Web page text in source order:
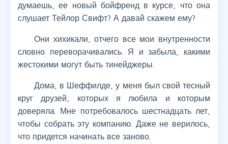
думаешь, ее новый бойфренд в курсе, что она
слушает Тейлор Свифт? А давай скажем ему?
Они хихикали, отчего все мои внутренности
словно переворачивались. Я и забыла, какими
жестокими могут быть тинейджеры.
Дома, в Шеффилде, у меня был свой тесный
круг друзей, которых я любила и которым
доверяла. Мне потребовалось шестнадцать лет,
чтобы собрать эту компанию. Даже не верилось,
что придется начинать все заново.